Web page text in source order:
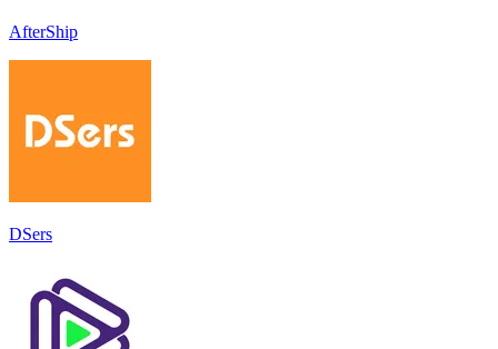
AfterShip
DSers